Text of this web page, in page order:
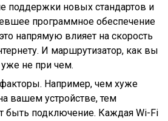
поддержки новых стандартов и
программное обеспечение
напрямую влияет на скорость
И маршрутизатор, как вы
не при чем.
Например, чем хуже
вашем устройстве, тем
быть подключение. Каждая Wi-Fi